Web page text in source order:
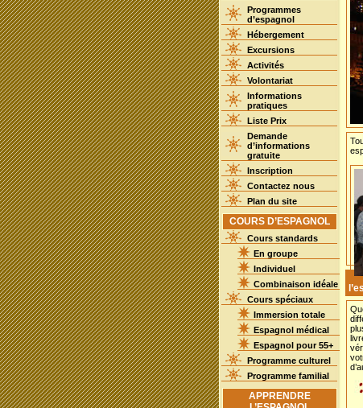
Programmes
d’espagnol
Hébergement
Excursions
Activités
Volontariat
Informations
pratiques
Liste Prix
Demande
d’informations
gratuite
Inscription
Contactez nous
Plan du site
COURS D’ESPAGNOL
Cours standards
En groupe
Individuel
Combinaison idéale
Cours spéciaux
Immersion totale
Espagnol médical
Espagnol pour 55+
Programme culturel
Programme familial
APPRENDRE